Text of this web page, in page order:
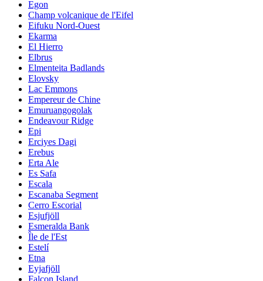
Egon
Champ volcanique de l'Eifel
Eifuku Nord-Ouest
Ekarma
El Hierro
Elbrus
Elmenteita Badlands
Elovsky
Lac Emmons
Empereur de Chine
Emuruangogolak
Endeavour Ridge
Epi
Erciyes Dagi
Erebus
Erta Ale
Es Safa
Escala
Escanaba Segment
Cerro Escorial
Esjufjöll
Esmeralda Bank
Île de l'Est
Estelí
Etna
Eyjafjöll
Falcon Island